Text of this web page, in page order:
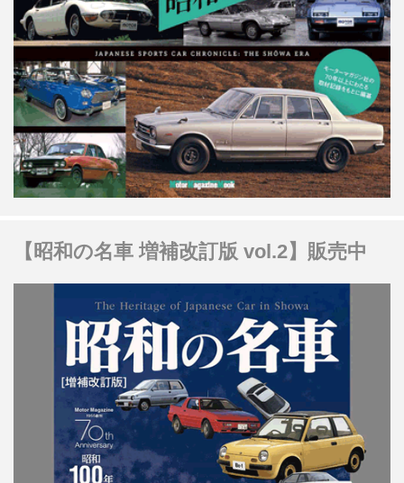
【昭和の名車 増補改訂版 vol.2】販売中